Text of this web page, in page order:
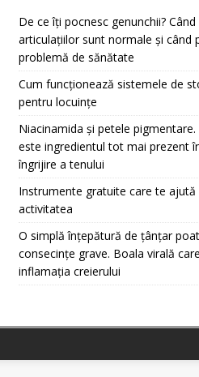
De ce îți pocnesc genunchii?
articulațiilor sunt normale și când
problemă de sănătate
Cum funcționează sistemele de
pentru locuințe
Niacinamida și petele
este ingredientul tot mai prezent
îngrijire a tenului
Instrumente gratuite care te ajută
activitatea
O simplă înțepătură de țânțar
consecințe grave. Boala virală
inflamația creierului